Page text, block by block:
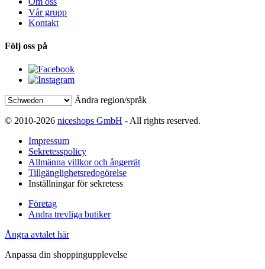
Vår grupp
Kontakt
Följ oss på
Ändra region/språk
© 2010-2026 niceshops GmbH - All rights reserved.
Impressum
Sekretesspolicy
Allmänna villkor och ångerrät
Tillgänglighetsredogörelse
Inställningar för sekretess
Företag
Andra trevliga butiker
Ångra avtalet här
Anpassa din shoppingupplevelse